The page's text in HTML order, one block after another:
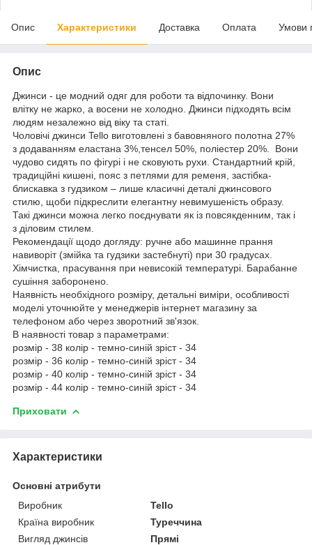
Опис Характеристики Доставка Оплата Умови
Опис
Джинси - це модний одяг для роботи та відпочинку. Вони
влітку не жарко, а восени не холодно. Джинси підходять всім
людям незалежно від віку та статі.
Чоловічі джинси Tello виготовлені з бавовняного полотна 27%
з додаванням еластана 3%,тенсел 50%, поліестер 20%. Вони
чудово сидять по фігурі і не сковують рухи. Стандартний крій,
традиційні кишені, пояс з петлями для ременя, застібка-
блискавка з гудзиком – лише класичні деталі джинсового
стилю, щоби підкреслити елегантну невимушеність образу.
Такі джинси можна легко поєднувати як із повсякденним, так і
з діловим стилем.
Рекомендації щодо догляду: ручне або машинне прання
навиворіт (змійка та гудзики застебнуті) при 30 градусах.
Хімчистка, прасування при невисокій температурі. Барабанне
сушіння заборонено.
Наявність необхідного розміру, детальні виміри, особливості
моделі уточнюйте у менеджерів інтернет магазину за
телефоном або через зворотний зв'язок.
В наявності товар з параметрами:
розмір - 38 колір - темно-синій зріст - 34
розмір - 36 колір - темно-синій зріст - 34
розмір - 40 колір - темно-синій зріст - 34
розмір - 44 колір - темно-синій зріст - 34
Приховати
Характеристики
Основні атрибути
Виробник
Tello
Країна виробник
Туреччина
Вигляд джинсів
Прямі